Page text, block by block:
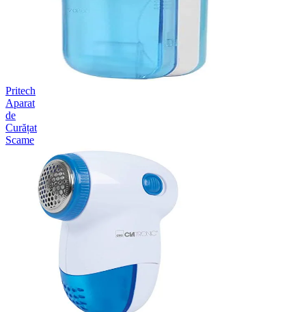
Pritech
Aparat
de
Curățat
Scame